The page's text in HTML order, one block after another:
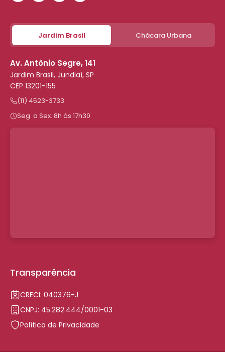
Jardim Brasil Chácara Urbana
Av. Antônio Segre, 141
Jardim Brasil, Jundiaí, SP
CEP 13201-155
(11) 4523-3733
Seg. a Sex. 8h às 17h30
Transparência
CRECI: 040376-J
CNPJ: 45.282.444/0001-03
Política de Privacidade